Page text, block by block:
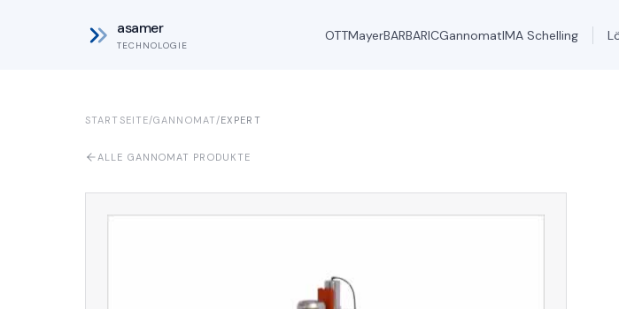
asamer
TECHNOLOGIE
OTTMayerBARBARICGannomatIMA Schelling
STARTSEITE/GANNOMAT/EXPERT
ALLE GANNOMAT PRODUKTE